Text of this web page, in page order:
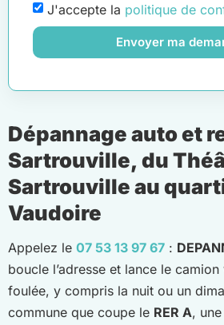
J'accepte la politique de
Envoyer ma
Dépannage auto et
Sartrouville, du
Sartrouville au
Vaudoire
Appelez le 07 53 13 97 67 :
boucle l’adresse et lance le
foulée, y compris la nuit ou un
commune que coupe le RER A,